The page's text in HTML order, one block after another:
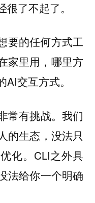
了不起了。
要的任何方式工
里用，哪里方
交互方式。
常有挑战。我们
的生态，没法只
化。CLI之外具
法给你一个明确